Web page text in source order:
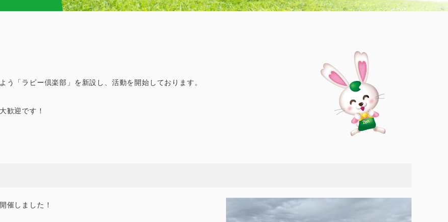
「ラビー倶楽部」を新設し、活動を開始しております。
歓迎です！
催しました！